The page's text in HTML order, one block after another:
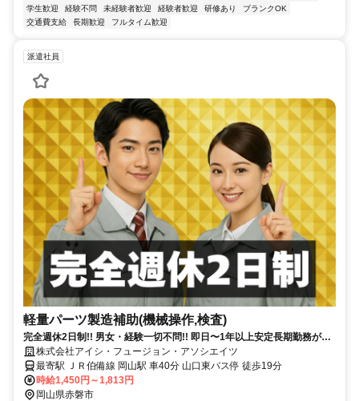
学生歓迎
経験不問 未経験者歓迎 経験者歓迎 研修あり
ブランクOK
交通費支給
長期歓迎 フルタイム歓迎
派遣社員
軽量パーツ製造補助(機械操作,検査)
完全週休2日制!! 男女・経験一切不問!! 即日〜1年以上安定長期勤務がで
きる!!派遣先への直接雇用の実績多数あり!
株式会社アイシ・フュージョン・アソシエイツ
最寄駅 ＪＲ伯備線 岡山駅 車40分 山口東バス停 徒歩19分
時給1,450円～1,813円
岡山県赤磐市